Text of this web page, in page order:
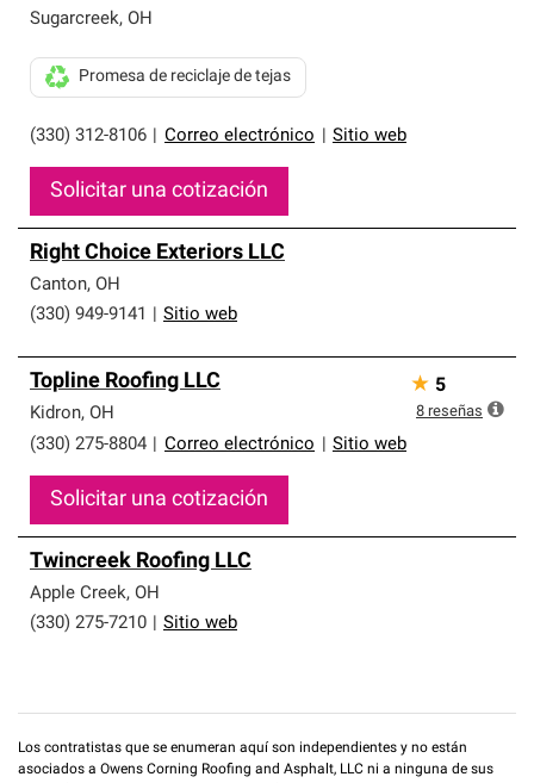
Sugarcreek, OH
(330) 312-8106 Correo electrónico Sitio web
Promesa de reciclaje de tejas
Solicitar una cotización
Right Choice Exteriors LLC
Canton, OH
(330) 949-9141
Sitio web
Topline Roofing LLC
Kidron, OH
(330) 275-8804
Correo electrónico Sitio web
Solicitar una cotización
★ 5
8 reseñas
Twincreek Roofing LLC
Apple Creek, OH
(330) 275-7210
Sitio web
Los contratistas que se enumeran aquí son independientes y no están
asociados a Owens Corning Roofing and Asphalt, LLC ni a ninguna de sus